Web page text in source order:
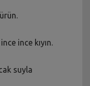
ince kıyın.
suyla